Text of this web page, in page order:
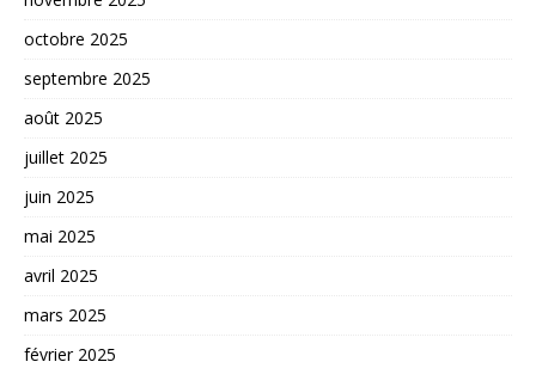
octobre 2025
septembre 2025
août 2025
juillet 2025
juin 2025
mai 2025
avril 2025
mars 2025
février 2025